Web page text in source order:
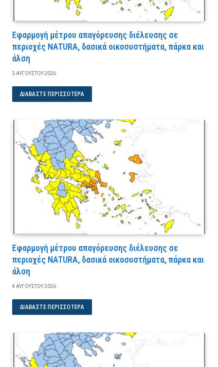
Εφαρμογή μέτρου απαγόρευσης διέλευσης σε
περιοχές NATURA, δασικά οικοσυστήματα, πάρκα και
άλση
5 ΑΥΓΟΎΣΤΟΥ 2026
ΔΙΑΒΆΣΤΕ ΠΕΡΙΣΣΌΤΕΡΑ
Εφαρμογή μέτρου απαγόρευσης διέλευσης σε
περιοχές NATURA, δασικά οικοσυστήματα, πάρκα και
άλση
4 ΑΥΓΟΎΣΤΟΥ 2026
ΔΙΑΒΆΣΤΕ ΠΕΡΙΣΣΌΤΕΡΑ